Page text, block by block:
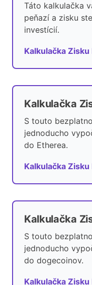
Táto kalkulačka
peňazí a zisku
investícií.
Kalkulačka
Kalkulačka
S touto
jednoducho
do Etherea.
Kalkulačka
Kalkulačka
S touto
jednoducho
do dogecoinov.
Kalkulačka